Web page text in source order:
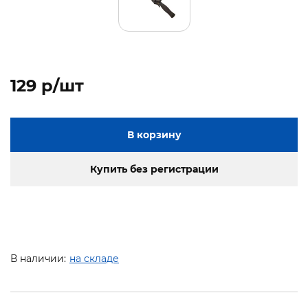
129 p/шт
В корзину
Купить без регистрации
В наличии: на складе